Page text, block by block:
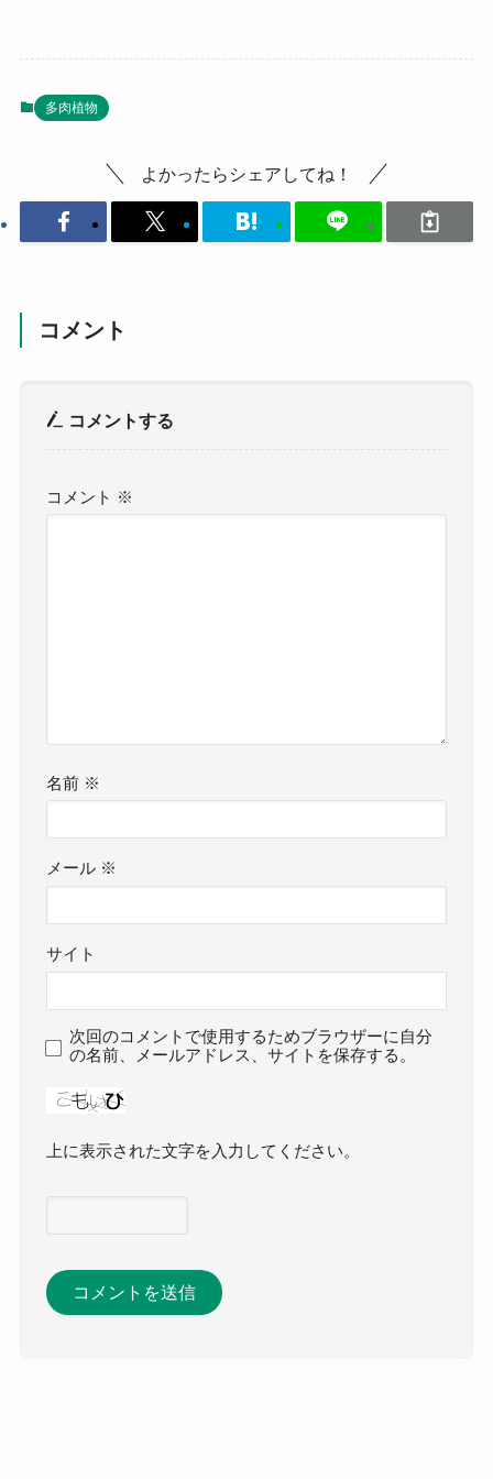
多肉植物
よかったらシェアしてね！
コメント
コメントする
コメント ※
名前 ※
メール ※
サイト
次回のコメントで使用するためブラウザーに自分
の名前、メールアドレス、サイトを保存する。
上に表示された文字を入力してください。